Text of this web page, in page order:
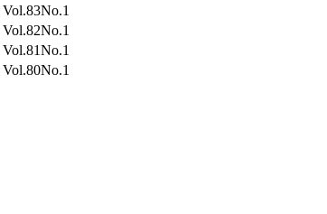
Vol.83No.1
Vol.82No.1
Vol.81No.1
Vol.80No.1